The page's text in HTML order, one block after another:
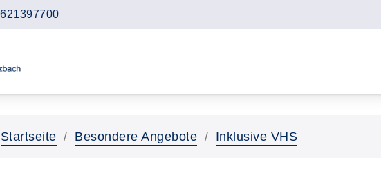
Startseite Besondere Angebote Inklusive VHS